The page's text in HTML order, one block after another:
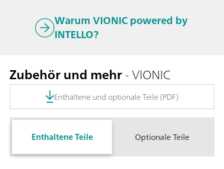
Warum VIONIC powered by
INTELLO?
Zubehör und mehr- VIONIC
Enthaltene und optionale Teile (PDF)
Enthaltene Teile Optionale Teile